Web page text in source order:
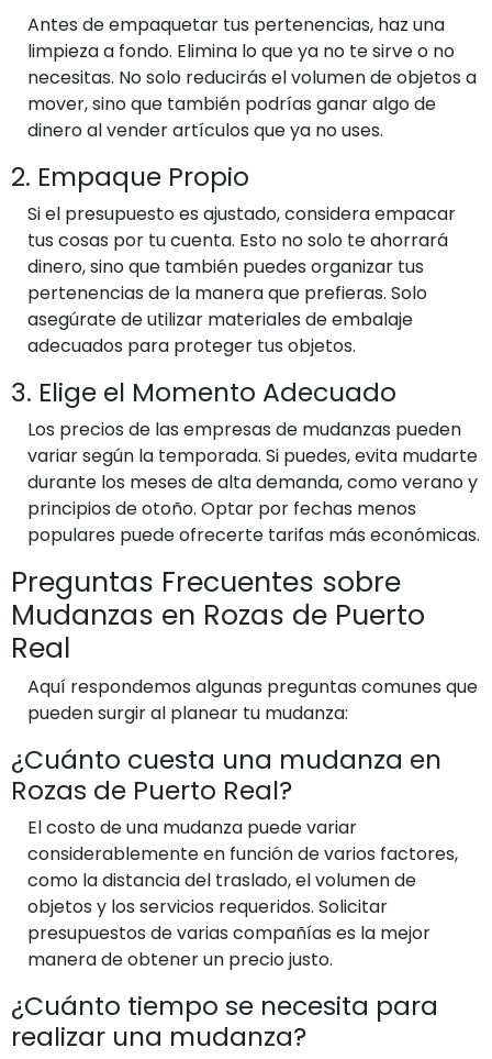
Antes de empaquetar tus pertenencias, haz una
limpieza a fondo. Elimina lo que ya no te sirve o no
necesitas. No solo reducirás el volumen de objetos a
mover, sino que también podrías ganar algo de
dinero al vender artículos que ya no uses.
2. Empaque Propio
Si el presupuesto es ajustado, considera empacar
tus cosas por tu cuenta. Esto no solo te ahorrará
dinero, sino que también puedes organizar tus
pertenencias de la manera que prefieras. Solo
asegúrate de utilizar materiales de embalaje
adecuados para proteger tus objetos.
3. Elige el Momento Adecuado
Los precios de las empresas de mudanzas pueden
variar según la temporada. Si puedes, evita mudarte
durante los meses de alta demanda, como verano y
principios de otoño. Optar por fechas menos
populares puede ofrecerte tarifas más económicas.
Preguntas Frecuentes sobre
Mudanzas en Rozas de Puerto
Real
Aquí respondemos algunas preguntas comunes que
pueden surgir al planear tu mudanza:
¿Cuánto cuesta una mudanza en
Rozas de Puerto Real?
El costo de una mudanza puede variar
considerablemente en función de varios factores,
como la distancia del traslado, el volumen de
objetos y los servicios requeridos. Solicitar
presupuestos de varias compañías es la mejor
manera de obtener un precio justo.
¿Cuánto tiempo se necesita para
realizar una mudanza?